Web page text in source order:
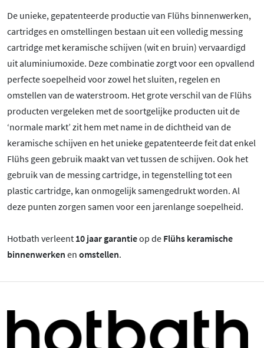
De unieke, gepatenteerde productie van Flühs binnenwerken,
cartridges en omstellingen bestaan uit een volledig messing
cartridge met keramische schijven (wit en bruin) vervaardigd
uit aluminiumoxide. Deze combinatie zorgt voor een opvallend
perfecte soepelheid voor zowel het sluiten, regelen en
omstellen van de waterstroom. Het grote verschil van de Flühs
producten vergeleken met de soortgelijke producten uit de
‘normale markt’ zit hem met name in de dichtheid van de
keramische schijven en het unieke gepatenteerde feit dat enkel
Flühs geen gebruik maakt van vet tussen de schijven. Ook het
gebruik van de messing cartridge, in tegenstelling tot een
plastic cartridge, kan onmogelijk samengedrukt worden. Al
deze punten zorgen samen voor een jarenlange soepelheid.
Hotbath verleent 10 jaar garantieop de Flühs keramische
binnenwerken en omstellen.